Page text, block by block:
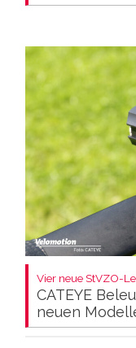
Vier neue StVZO-
CATEYE
neuen